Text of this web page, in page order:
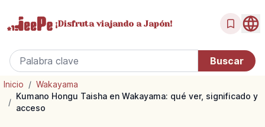
¡Disfrutaviajando a Japón!
Inicio / Wakayama
/
Kumano Hongu Taisha en Wakayama: qué ver, significado y
acceso